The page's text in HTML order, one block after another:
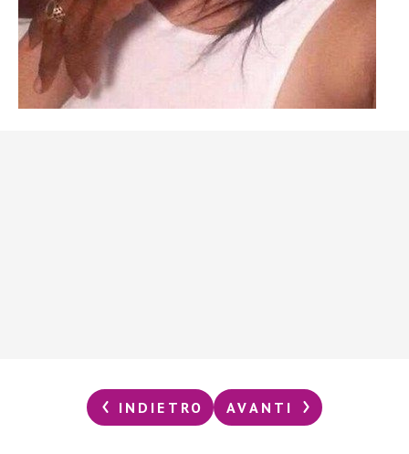
INDIETRO AVANTI